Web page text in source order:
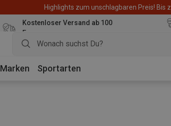
Highlights zum unschlagbaren Preis! Bis
Kostenloser Versand ab 100
Euro
Marken Sportarten